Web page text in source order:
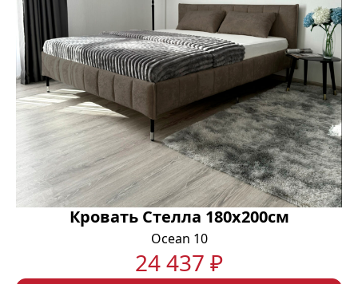
Кровать Стелла 180х200см
Ocean 10
24 437 ₽